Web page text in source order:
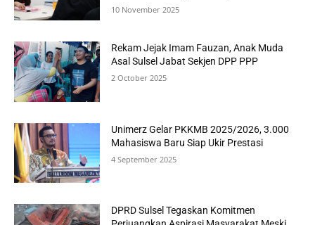
10 November 2025
Rekam Jejak Imam Fauzan, Anak Muda
Asal Sulsel Jabat Sekjen DPP PPP
2 October 2025
Unimerz Gelar PKKMB 2025/2026, 3.000
Mahasiswa Baru Siap Ukir Prestasi
4 September 2025
DPRD Sulsel Tegaskan Komitmen